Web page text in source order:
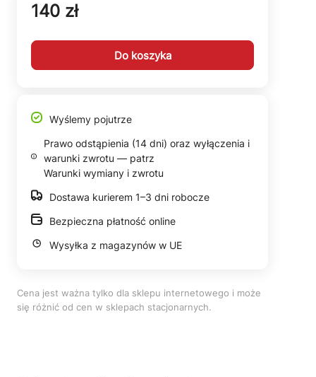
140 zł
Do koszyka
Wyślemy pojutrze
Prawo odstąpienia (14 dni) oraz wyłączenia i
warunki zwrotu — patrz
Warunki wymiany i zwrotu
Dostawa kurierem 1–3 dni robocze
Bezpieczna płatność online
Wysyłka z magazynów w UE
Cena jest ważna tylko dla sklepu internetowego i może
się różnić od cen w sklepach stacjonarnych.